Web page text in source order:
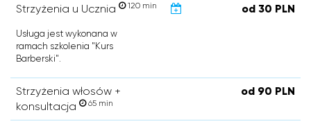
Strzyżenia u Ucznia 120 min od 30 PLN
Usługa jest wykonana w
ramach szkolenia "Kurs
Barberski".
Strzyżenia włosów +
konsultacja
65 min
od 90 PLN